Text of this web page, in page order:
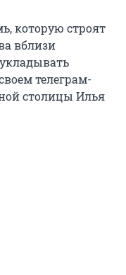
которую строят
вблизи
телеграм-
столицы Илья